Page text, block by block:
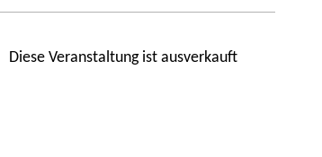
Diese Veranstaltung ist ausverkauft